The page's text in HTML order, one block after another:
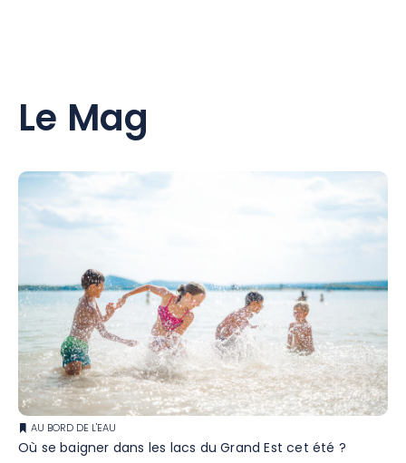
Le Mag
AU BORD DE L'EAU
Où se baigner dans les lacs du Grand Est cet été ?